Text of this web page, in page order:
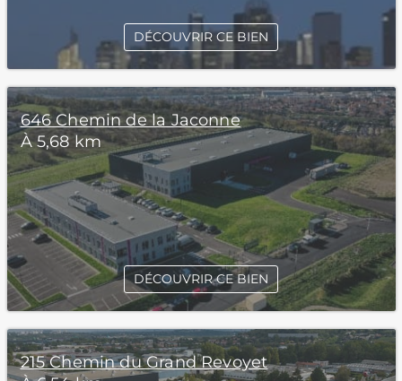
DÉCOUVRIR CE BIEN
646 Chemin de la Jaconne
À 5,68 km
DÉCOUVRIR CE BIEN
215 Chemin du Grand Revoyet